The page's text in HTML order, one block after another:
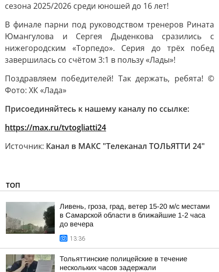
сезона 2025/2026 среди юношей до 16 лет!
В финале парни под руководством тренеров Рината
Юмангулова и Сергея Дыденкова сразились с
нижегородским «Торпедо». Серия до трёх побед
завершилась со счётом 3:1 в пользу «Лады»!
Поздравляем победителей! Так держать, ребята! ©
Фото: ХК «Лада»
Присоединяйтесь к нашему каналу по ссылке:
https://max.ru/tvtogliatti24
Источник: Канал в МАКС "Телеканал ТОЛЬЯТТИ 24"
ТОП
Ливень, гроза, град, ветер 15-20 м/с местами
в Самарской области в ближайшие 1-2 часа
до вечера
13:36
Тольяттинские полицейские в течение
нескольких часов задержали